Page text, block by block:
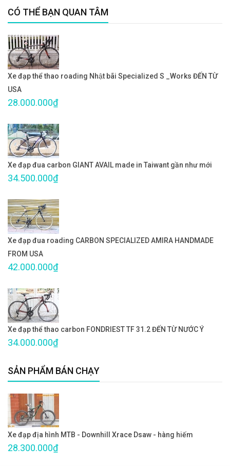
CÓ THỂ BẠN QUAN TÂM
Xe đạp thể thao roading Nhật bãi Specialized S _Works ĐẾN TỪ
USA
28.000.000₫
Xe đạp đua carbon GIANT AVAIL made in Taiwant gần như mới
34.500.000₫
Xe đạp đua roading CARBON SPECIALIZED AMIRA HANDMADE
FROM USA
42.000.000₫
Xe đạp thể thao carbon FONDRIEST TF 31.2 ĐẾN TỪ NƯỚC Ý
34.000.000₫
SẢN PHẨM BÁN CHẠY
Xe đạp địa hình MTB - Downhill Xrace Dsaw - hàng hiếm
28.300.000₫